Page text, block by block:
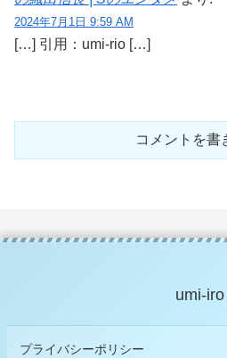
2024年7月1日 9:59 AM
[…] 引用：umi-rio […]
コメントを書
umi-iro
プライバシーポリシー